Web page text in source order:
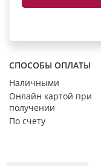
СПОСОБЫ ОПЛАТЫ
Наличными
Онлайн картой при
получении
По счету